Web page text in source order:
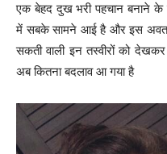
एक बेहद दुख भरी पहचान बनाने
में सबके सामने आई है और इस
सकती वाली इन तस्वीरों को
अब कितना बदलाव आ गया है